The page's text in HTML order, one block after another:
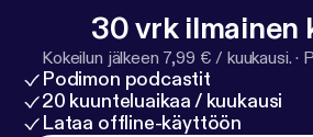
30 vrk ilmainen
Kokeilun jälkeen 7,99 € / kuukausi. ·
Podimon podcastit
20 kuunteluaikaa / kuukausi
Lataa offline-käyttöön